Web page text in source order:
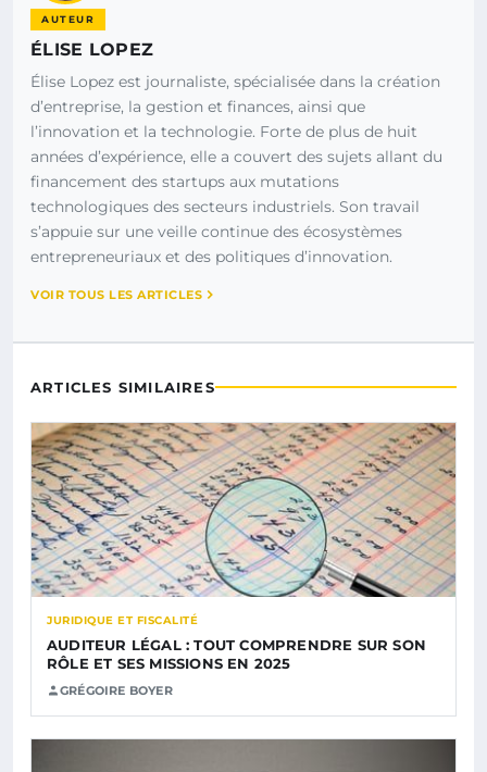
AUTEUR
ÉLISE LOPEZ
Élise Lopez est journaliste, spécialisée dans la création
d’entreprise, la gestion et finances, ainsi que
l’innovation et la technologie. Forte de plus de huit
années d’expérience, elle a couvert des sujets allant du
financement des startups aux mutations
technologiques des secteurs industriels. Son travail
s’appuie sur une veille continue des écosystèmes
entrepreneuriaux et des politiques d’innovation.
VOIR TOUS LES ARTICLES
ARTICLES SIMILAIRES
JURIDIQUE ET FISCALITÉ
AUDITEUR LÉGAL : TOUT COMPRENDRE SUR SON
RÔLE ET SES MISSIONS EN 2025
GRÉGOIRE BOYER